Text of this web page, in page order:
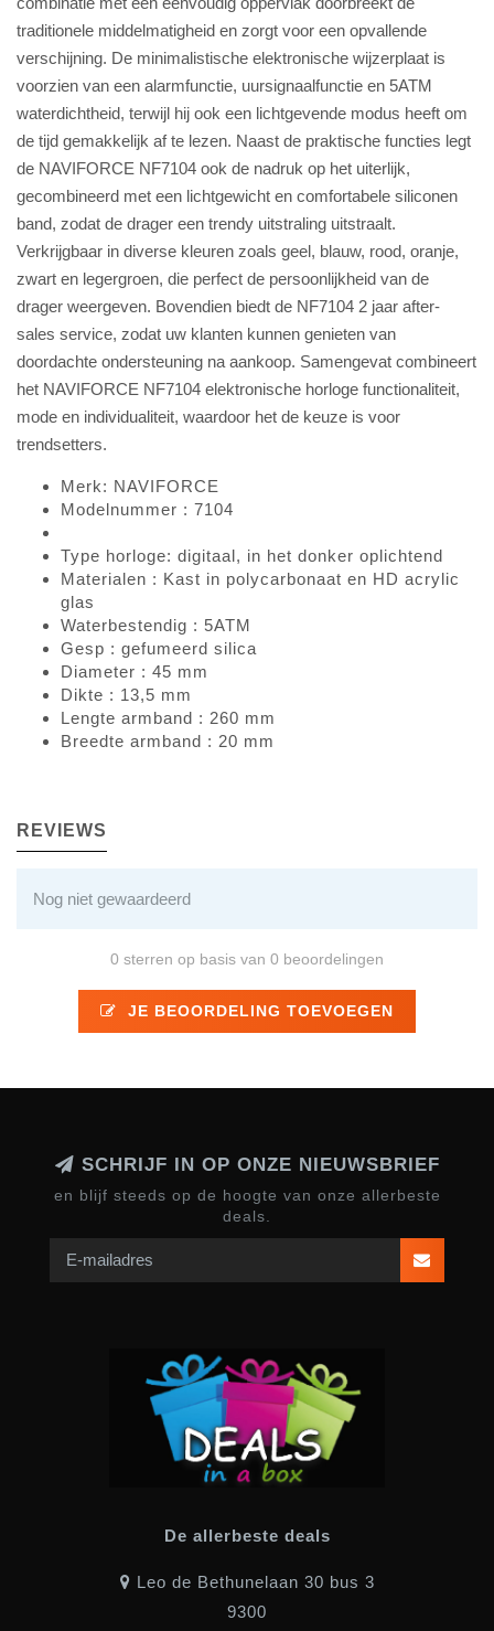
traditionele middelmatigheid en zorgt voor een opvallende
verschijning. De minimalistische elektronische wijzerplaat is
voorzien van een alarmfunctie, uursignaalfunctie en 5ATM
waterdichtheid, terwijl hij ook een lichtgevende modus heeft om
de tijd gemakkelijk af te lezen. Naast de praktische functies legt
de NAVIFORCE NF7104 ook de nadruk op het uiterlijk,
gecombineerd met een lichtgewicht en comfortabele siliconen
band, zodat de drager een trendy uitstraling uitstraalt.
Verkrijgbaar in diverse kleuren zoals geel, blauw, rood, oranje,
zwart en legergroen, die perfect de persoonlijkheid van de
drager weergeven. Bovendien biedt de NF7104 2 jaar after-
sales service, zodat uw klanten kunnen genieten van
doordachte ondersteuning na aankoop. Samengevat combineert
het NAVIFORCE NF7104 elektronische horloge functionaliteit,
mode en individualiteit, waardoor het de keuze is voor
trendsetters.
Merk: NAVIFORCE
Modelnummer : 7104
Type horloge: digitaal, in het donker oplichtend
Materialen : Kast in polycarbonaat en HD acrylic
glas
Waterbestendig : 5ATM
Gesp : gefumeerd silica
Diameter : 45 mm
Dikte : 13,5 mm
Lengte armband : 260 mm
Breedte armband : 20 mm
REVIEWS
Nog niet gewaardeerd
0 sterren op basis van 0 beoordelingen
JE BEOORDELING TOEVOEGEN
SCHRIJF IN OP ONZE NIEUWSBRIEF
en blijf steeds op de hoogte van onze allerbeste
deals.
De allerbeste deals
Leo de Bethunelaan 30 bus 3
9300